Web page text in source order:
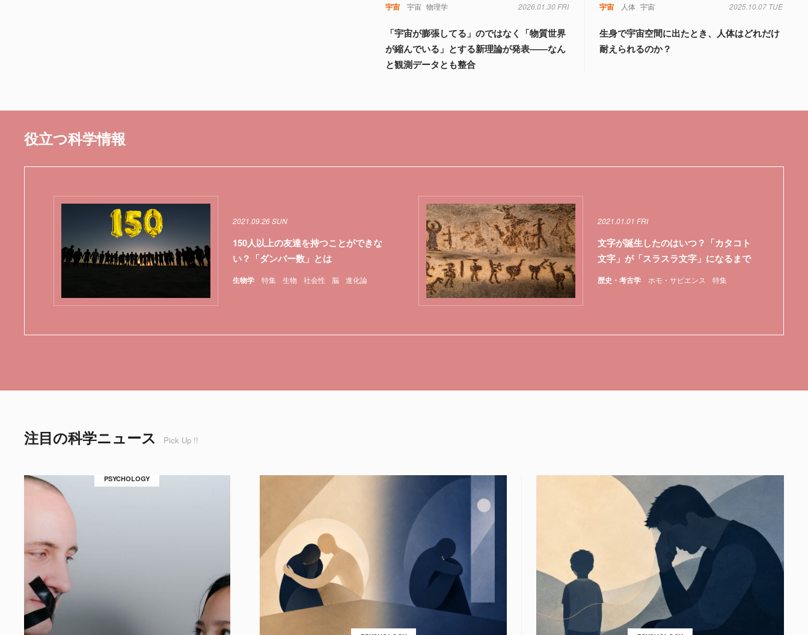
宇宙 宇宙 物理学 2026.01.30 FRI
「宇宙が膨張してる」のではなく「物質世界
が縮んでいる」とする新理論が発表――なん
と観測データとも整合
宇宙 人体 宇宙 2025.10.07 TUE
生身で宇宙空間に出たとき、人体はどれだけ
耐えられるのか？
役立つ科学情報
生物学 特集 生物 社会性 脳 進化論
2021.09.26 SUN
150人以上の友達を持つことができな
い？「ダンバー数」とは
歴史・考古学 ホモ・サピエンス 特集
2021.01.01 FRI
文字が誕生したのはいつ？「カタコト
文字」が「スラスラ文字」になるまで
注目の科学ニュース Pick Up !!
PSYCHOLOGY